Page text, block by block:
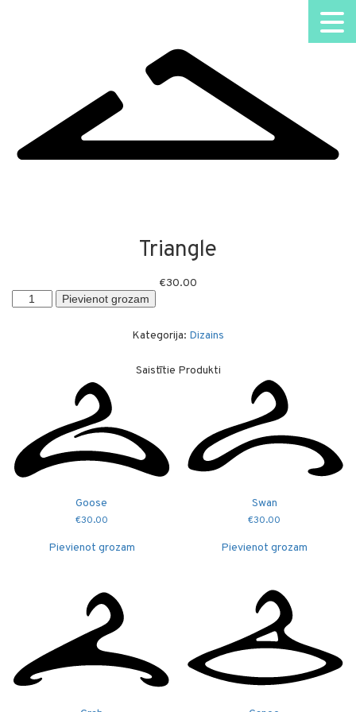
Triangle
€30.00
Triangle
daudzums
Pievienot grozam
Kategorija: Dizains
Saistītie Produkti
Goose
€30.00
Pievienot grozam
Swan
€30.00
Pievienot grozam